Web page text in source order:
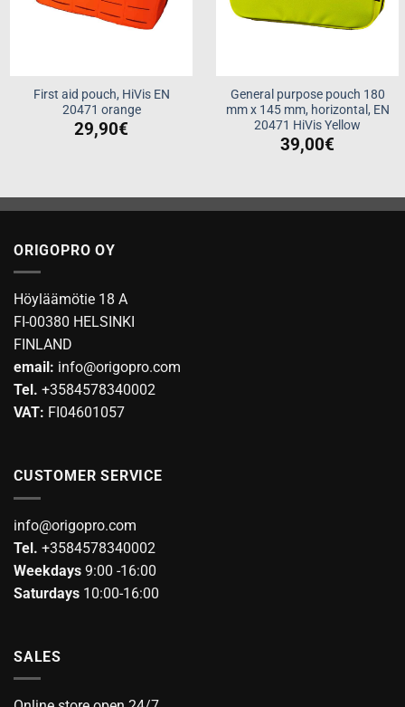
First aid pouch, HiVis EN
20471 orange
29,90€
General purpose pouch 180
mm x 145 mm, horizontal, EN
20471 HiVis Yellow
39,00€
ORIGOPRO OY
Höyläämötie 18 A
FI-00380 HELSINKI
FINLAND
email: info@origopro.com
Tel. +3584578340002
VAT: FI04601057
CUSTOMER SERVICE
info@origopro.com
Tel. +3584578340002
Weekdays 9:00 -16:00
Saturdays 10:00-16:00
SALES